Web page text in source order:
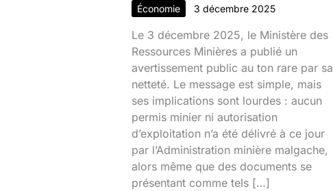
Économie 3 décembre 2025
Le 3 décembre 2025, le Ministère des
Ressources Minières a publié un
avertissement public au ton rare par sa
netteté. Le message est simple, mais
ses implications sont lourdes : aucun
permis minier ni autorisation
d’exploitation n’a été délivré à ce jour
par l’Administration minière malgache,
alors même que des documents se
présentant comme tels […]